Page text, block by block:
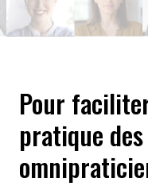
Pour
pratique